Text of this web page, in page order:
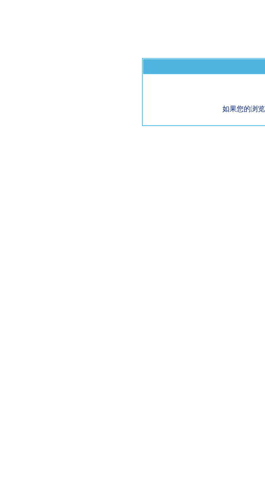
如果您的浏